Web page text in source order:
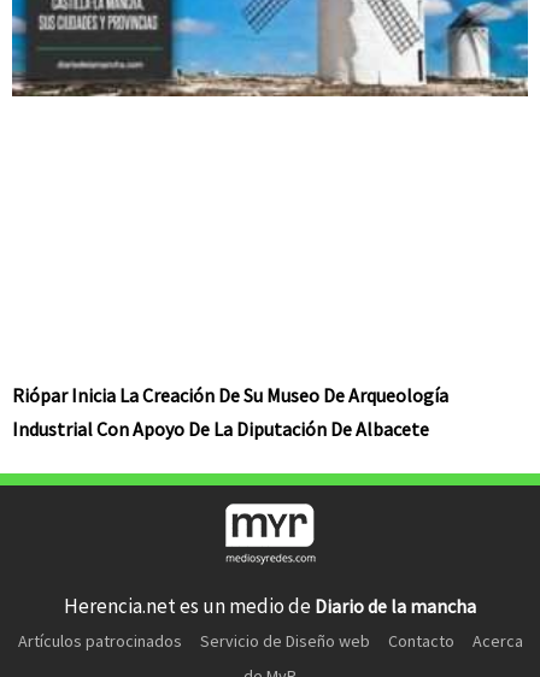
Riópar Inicia La Creación De Su Museo De Arqueología
Industrial Con Apoyo De La Diputación De Albacete
Herencia.net es un medio de Diario de la mancha
Artículos patrocinados Servicio de Diseño web Contacto
Acerca